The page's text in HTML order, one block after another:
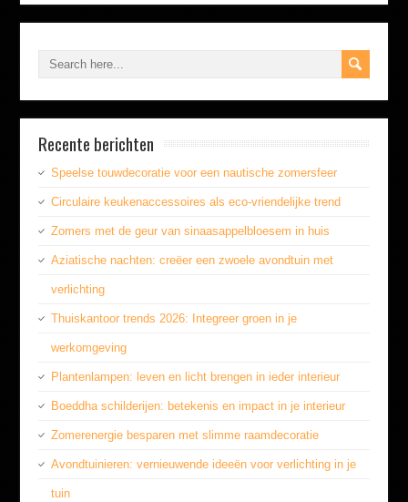
Recente berichten
Speelse touwdecoratie voor een nautische zomersfeer
Circulaire keukenaccessoires als eco-vriendelijke trend
Zomers met de geur van sinaasappelbloesem in huis
Aziatische nachten: creëer een zwoele avondtuin met
verlichting
Thuiskantoor trends 2026: Integreer groen in je
werkomgeving
Plantenlampen: leven en licht brengen in ieder interieur
Boeddha schilderijen: betekenis en impact in je interieur
Zomerenergie besparen met slimme raamdecoratie
Avondtuinieren: vernieuwende ideeën voor verlichting in je
tuin